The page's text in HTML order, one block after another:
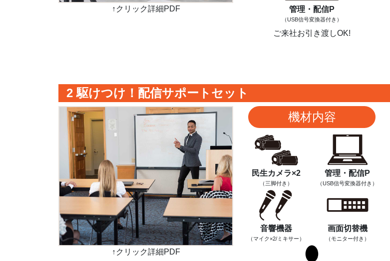
↑クリック詳細PDF 管理・配信P
（USB信号変換器付き）
ご来社お引き渡しOK!
2 駆けつけ！ 配信サポートセット
↑クリック詳細PDF
機材内容
民生カメラ×2
（三脚付き）
管理・配信P
（USB信号変換器付き）
音響機器
（マイク×2/ ミキサー）
画面切替機
（モニター付き）